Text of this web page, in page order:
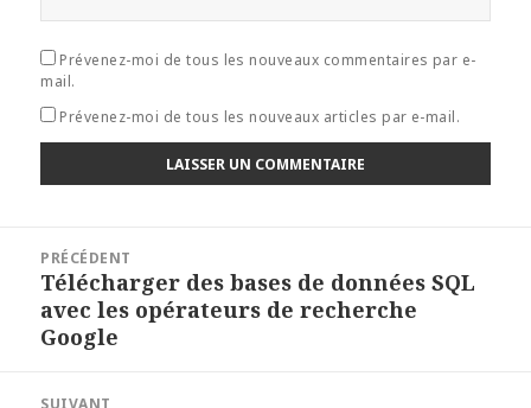
Prévenez-moi de tous les nouveaux commentaires par e-
mail.
Prévenez-moi de tous les nouveaux articles par e-mail.
l’article
PRÉCÉDENT
Article
précédent :
Télécharger des bases de données SQL
avec les opérateurs de recherche
Google
SUIVANT